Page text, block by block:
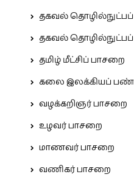
தகவல்
தகவல்
தமிழ் மீட்சிப் பாசறை
கலை இலக்கியப்
வழக்கறிஞர் பாசறை
உழவர் பாசறை
மாணவர் பாசறை
வணிகர் பாசறை